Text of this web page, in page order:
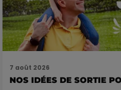
7 août 2026
NOS IDÉES DE SORTIE